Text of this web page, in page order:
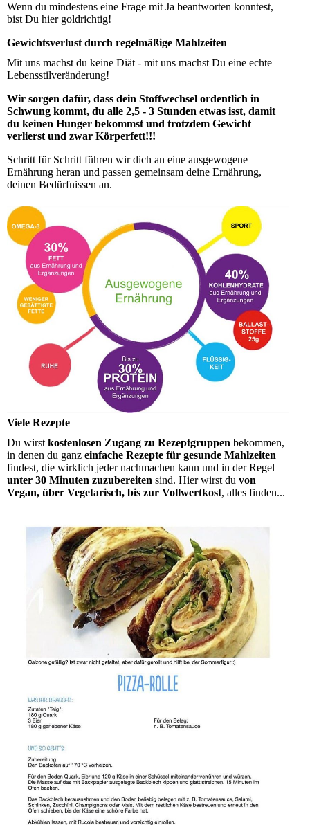
Wenn du mindestens eine Frage mit Ja beantworten konntest,
bist Du hier goldrichtig!
Gewichtsverlust durch regelmäßige Mahlzeiten
Mit uns machst du keine Diät - mit uns machst Du eine echte
Lebensstilveränderung!
Wir sorgen dafür, dass dein Stoffwechsel ordentlich in
Schwung kommt, du alle 2,5 - 3 Stunden etwas isst, damit
du keinen Hunger bekommst und trotzdem Gewicht
verlierst und zwar Körperfett!!!
Schritt für Schritt führen wir dich an eine ausgewogene
Ernährung heran und passen gemeinsam deine Ernährung,
deinen Bedürfnissen an.
Viele Rezepte
Du wirst kostenlosen Zugang zu Rezeptgruppen bekommen,
in denen du ganz einfache Rezepte für gesunde Mahlzeiten
findest, die wirklich jeder nachmachen kann und in der Regel
unter 30 Minuten zuzubereiten sind. Hier wirst du von
Vegan, über Vegetarisch, bis zur Vollwertkost, alles finden...